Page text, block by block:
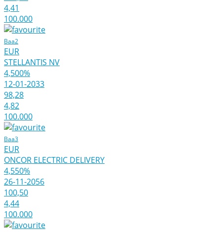
4,41
100.000
Baa2
EUR
STELLANTIS NV
4,500%
12-01-2033
98,28
4,82
100.000
Baa3
EUR
ONCOR ELECTRIC DELIVERY
4,550%
26-11-2056
100,50
4,44
100.000